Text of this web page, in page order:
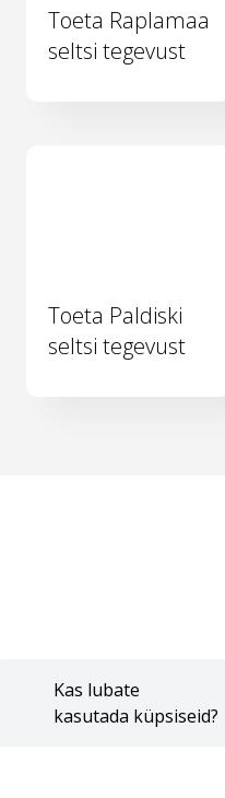
Kas lubate
kasutada küpsiseid?
Toeta Raplamaa
seltsi tegevust
Toeta Paldiski
seltsi tegevust